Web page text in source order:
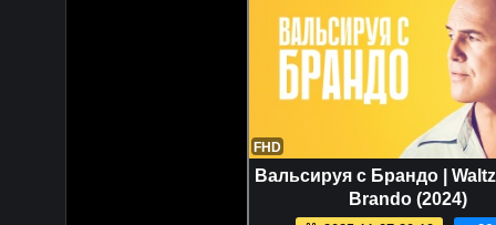
FHD
Вальсируя с Брандо |
Brando (2024)